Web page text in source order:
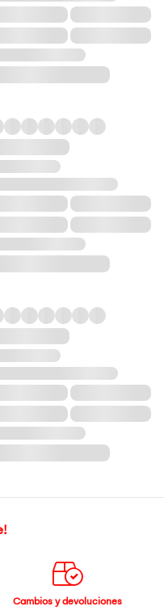
Cambios y devoluciones